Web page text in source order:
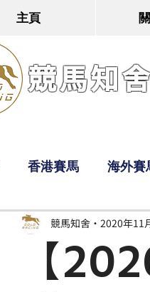
主頁
競馬知
香港賽馬 海外賽
Bobby 超仔
【
競馬知舍 2020年11